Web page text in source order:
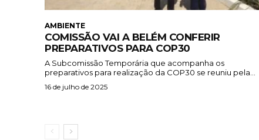
AMBIENTE
COMISSÃO VAI A BELÉM CONFERIR
PREPARATIVOS PARA COP30
A Subcomissão Temporária que acompanha os
preparativos para realização da COP30 se reuniu pela...
16 de julho de 2025